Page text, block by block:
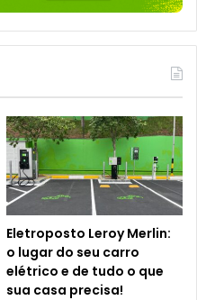
Eletroposto Leroy Merlin:
o lugar do seu carro
elétrico e de tudo o que
sua casa precisa!